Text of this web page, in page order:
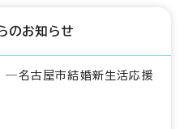
のお知らせ
―名古屋市結婚新生活応援